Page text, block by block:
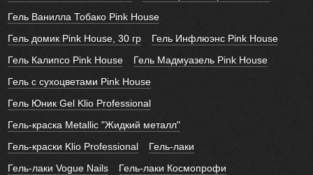
Гель Ванилла Тобако Pink House
Гель домик Pink House, 30 гр
Гель Инфлюэнс Pink House
Гель Калипсо Pink House
Гель Мадмуазель Pink House
Гель с сухоцветами Pink House
Гель Юник Gel Klio Professional
Гель-краска Metallic "Жидкий металл"
Гель-краски Klio Professional
Гель-лаки
Гель-лаки Vogue Nails
Гель-лаки Космопрофи